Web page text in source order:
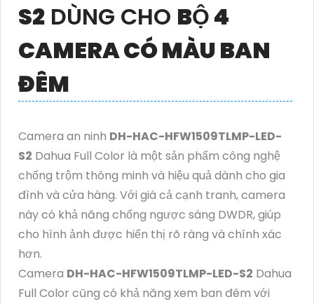
S2 DÙNG CHO BỘ 4
CAMERA CÓ MÀU BAN
ĐÊM
Camera an ninh DH-HAC-HFW1509TLMP-LED-
S2 Dahua Full Color là một sản phẩm công nghệ
chống trộm thông minh và hiệu quả dành cho gia
đình và cửa hàng. Với giá cả cạnh tranh, camera
này có khả năng chống ngược sáng DWDR, giúp
cho hình ảnh được hiển thị rõ ràng và chính xác
hơn.
Camera DH-HAC-HFW1509TLMP-LED-S2 Dahua
Full Color cũng có khả năng xem ban đêm với